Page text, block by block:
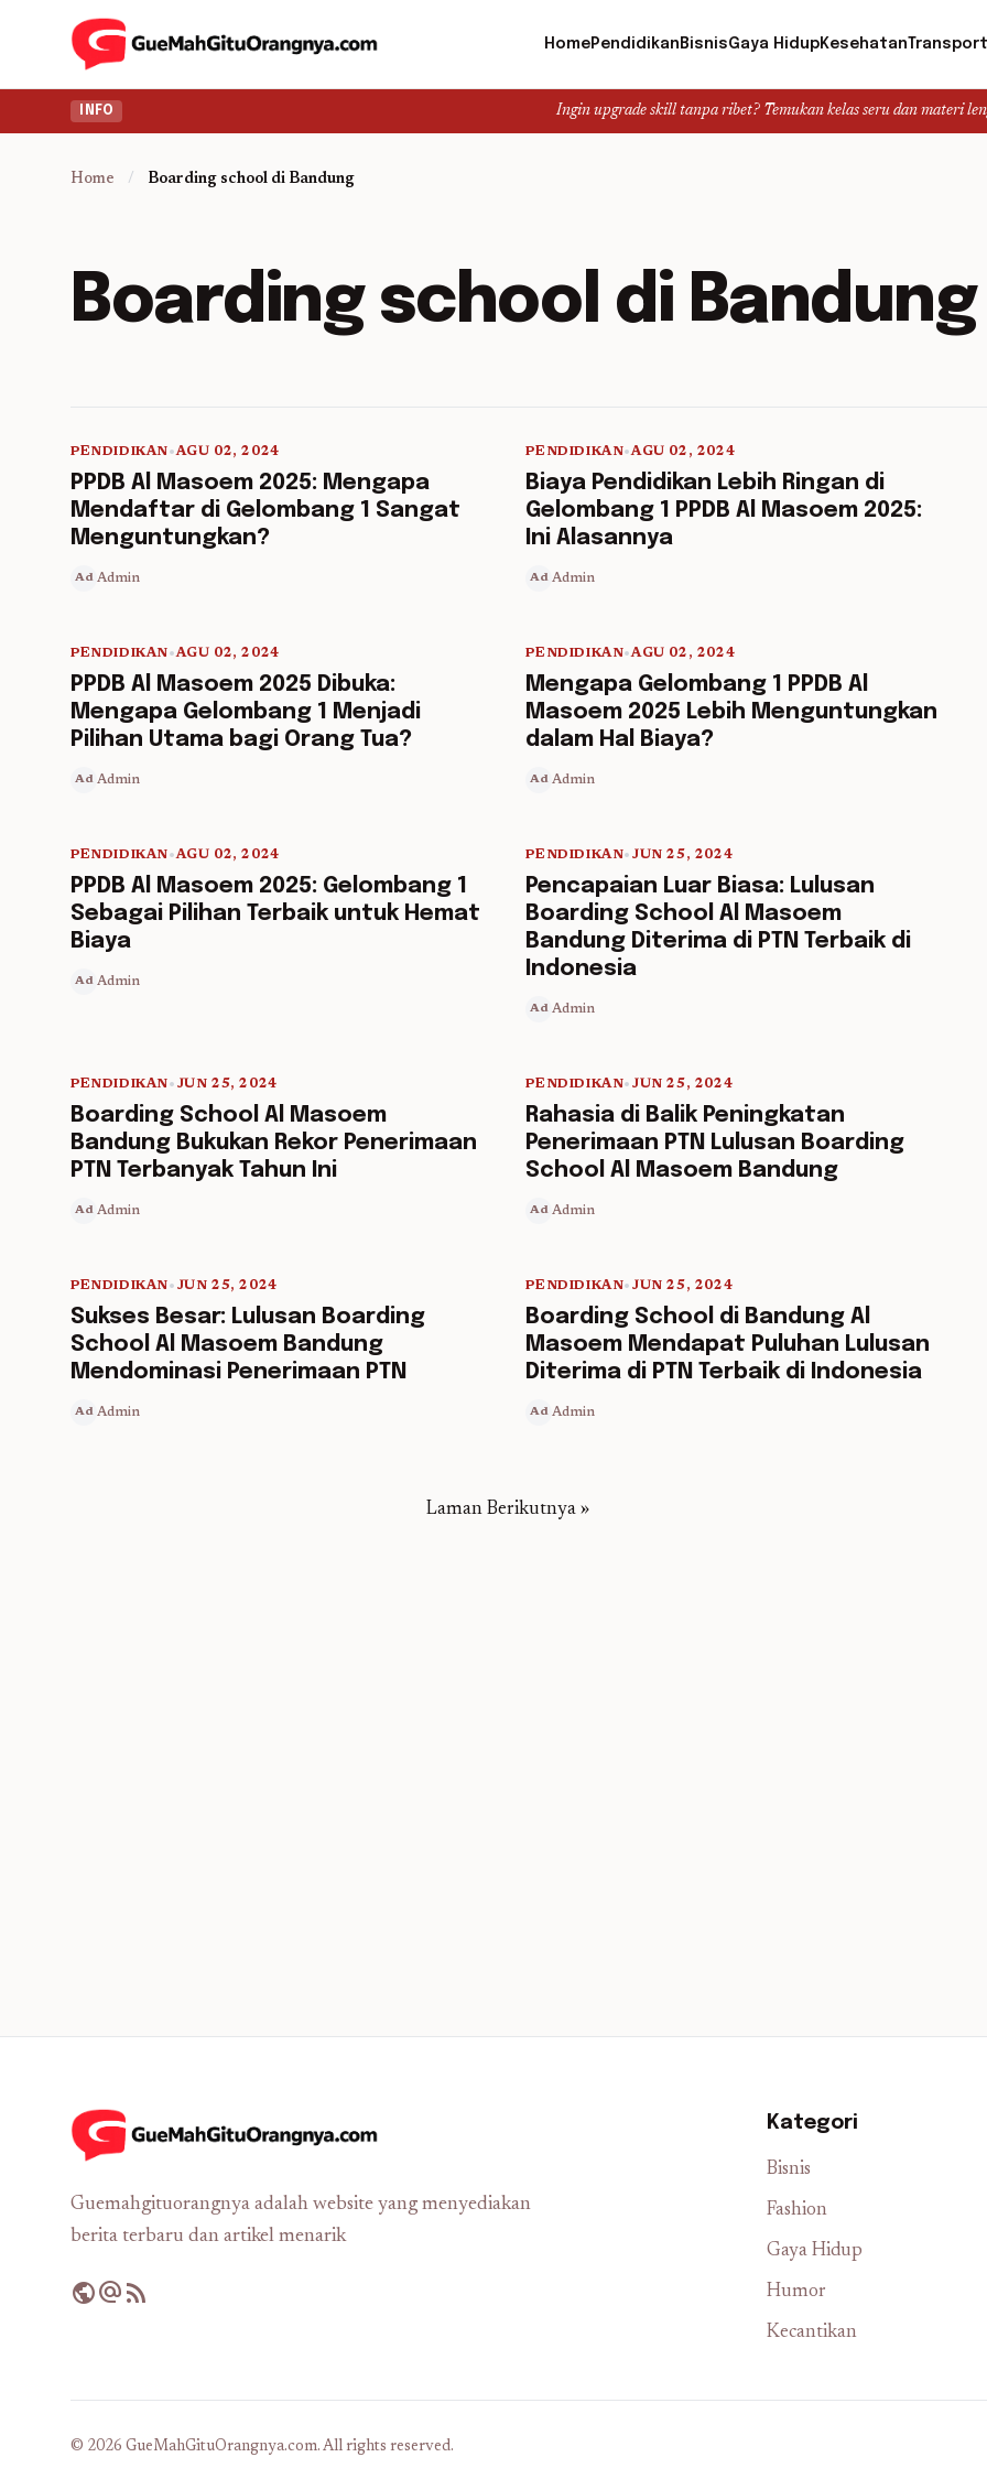
HomePendidikan BisnisGaya HidupKesehatan
INFO Ingin upgrade skill tanpa ribet? Temukan kelas seru dan materi lengkap
Home / Boarding school di Bandung
Boarding school di Bandung
PENDIDIKAN•AGU 02, 2024
PPDB Al Masoem 2025: Mengapa
Mendaftar di Gelombang 1 Sangat
Menguntungkan?
Ad Admin
5 min read
PENDIDIKAN•AGU 02, 2024
Biaya Pendidikan Lebih Ringan di
Gelombang 1 PPDB Al Masoem 2025:
Ini Alasannya
Ad Admin
PENDIDIKAN•AGU 02, 2024
PPDB Al Masoem 2025 Dibuka:
Mengapa Gelombang 1 Menjadi
Pilihan Utama bagi Orang Tua?
Ad Admin
5 min read
PENDIDIKAN•AGU 02, 2024
Mengapa Gelombang 1 PPDB Al
Masoem 2025 Lebih Menguntungkan
dalam Hal Biaya?
Ad Admin
5 min read
PENDIDIKAN•AGU 02, 2024
PPDB Al Masoem 2025: Gelombang 1
Sebagai Pilihan Terbaik untuk Hemat
Biaya
Ad Admin
PENDIDIKAN• JUN 25, 2024
Pencapaian Luar Biasa: Lulusan
Boarding School Al Masoem
Bandung Diterima di PTN Terbaik di
Indonesia
Ad Admin
PENDIDIKAN• JUN 25, 2024
Boarding School Al Masoem
Bandung Bukukan Rekor Penerimaan
PTN Terbanyak Tahun Ini
Ad Admin
PENDIDIKAN• JUN 25, 2024
Rahasia di Balik Peningkatan
Penerimaan PTN Lulusan Boarding
School Al Masoem Bandung
Ad Admin
5 min read
PENDIDIKAN• JUN 25, 2024
Sukses Besar: Lulusan Boarding
School Al Masoem Bandung
Mendominasi Penerimaan PTN
Ad Admin
5 min read
PENDIDIKAN• JUN 25, 2024
Boarding School di Bandung Al
Masoem Mendapat Puluhan Lulusan
Diterima di PTN Terbaik di Indonesia
Ad Admin
Laman Berikutnya »
Guemahgituorangnya adalah website yang menyediakan
berita terbaru dan artikel menarik
publicalternate_emailrss_feed
Kategori
Bisnis
Fashion
Gaya Hidup
Humor
Kecantikan
© 2026 GueMahGituOrangnya.com. All rights reserved.